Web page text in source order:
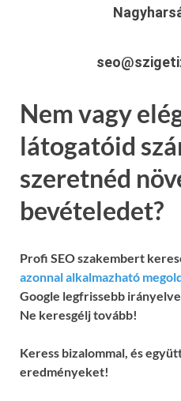
Nem vagy
látogatóid
szeretnéd
bevételedet?
Profi SEO szakembert
azonnal alkalmazható
Google legfrissebb
Ne keresgélj tovább!
Keress bizalommal, és
eredményeket!